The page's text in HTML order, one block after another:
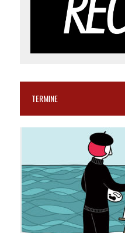
TERMINE